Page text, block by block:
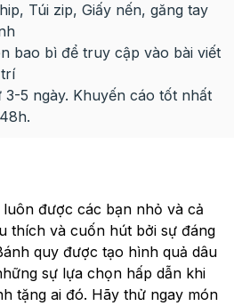
Túi zip, Giấy nến, găng tay
bao bì để truy cập vào bài viết
3-5 ngày. Khuyến cáo tốt nhất
được các bạn nhỏ và cả
thích và cuốn hút bởi sự đáng
quy được tạo hình quả dâu
sự lựa chọn hấp dẫn khi
tặng ai đó. Hãy thử ngay món